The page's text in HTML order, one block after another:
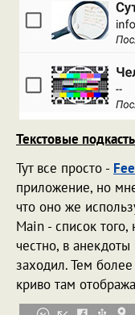
Текстовые
Тут все просто -
приложение, но
что оно же
Main - список
честно, в
заходил. Тем
криво там